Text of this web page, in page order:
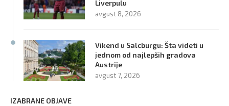
Liverpulu
avgust 8, 2026
Vikend u Salcburgu: Šta videti u
jednom od najlepših gradova
Austrije
avgust 7, 2026
IZABRANE OBJAVE